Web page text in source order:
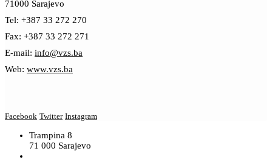
71000 Sarajevo
Tel: +387 33 272 270
Fax: +387 33 272 271
E-mail: info@vzs.ba
Web: www.vzs.ba
Facebook Twitter Instagram
Trampina 8
71 000 Sarajevo